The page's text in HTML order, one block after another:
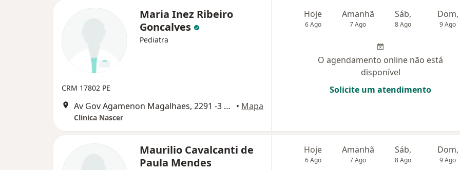
Maria Inez Ribeiro
Goncalves
Pediatra
CRM 17802 PE
Av Gov Agamenon Magalhaes, 2291 -3 Andar, Recife • Mapa
Clinica Nascer
Hoje
6 Ago
Amanhã
7 Ago
Sáb,
8 Ago
Dom,
9 Ago
O agendamento online não está
disponível
Solicite um atendimento
Maurilio Cavalcanti de
Paula Mendes
Hoje
6 Ago
Amanhã
7 Ago
Sáb,
8 Ago
Dom,
9 Ago